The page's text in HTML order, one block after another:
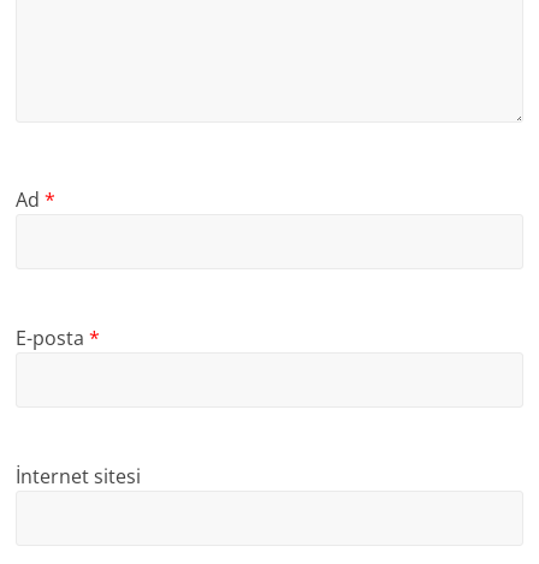
Ad*
E-posta*
İnternet sitesi